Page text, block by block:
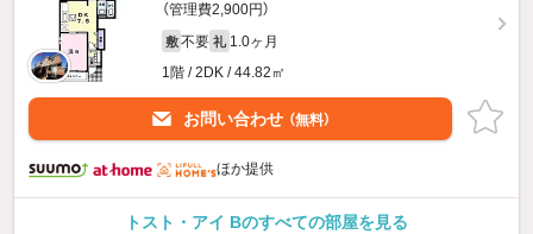
（管理費2,900円）
敷 不要 礼 1.0ヶ月
1階 / 2DK / 44.82㎡
お問い合わせ （無料）
ほか提供
トスト・アイ Bのすべての部屋を見る